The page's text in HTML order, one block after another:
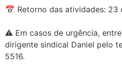
📅 Retorno das atividades: 23
⚠️ Em casos de urgência,
dirigente sindical Daniel pelo
5516.